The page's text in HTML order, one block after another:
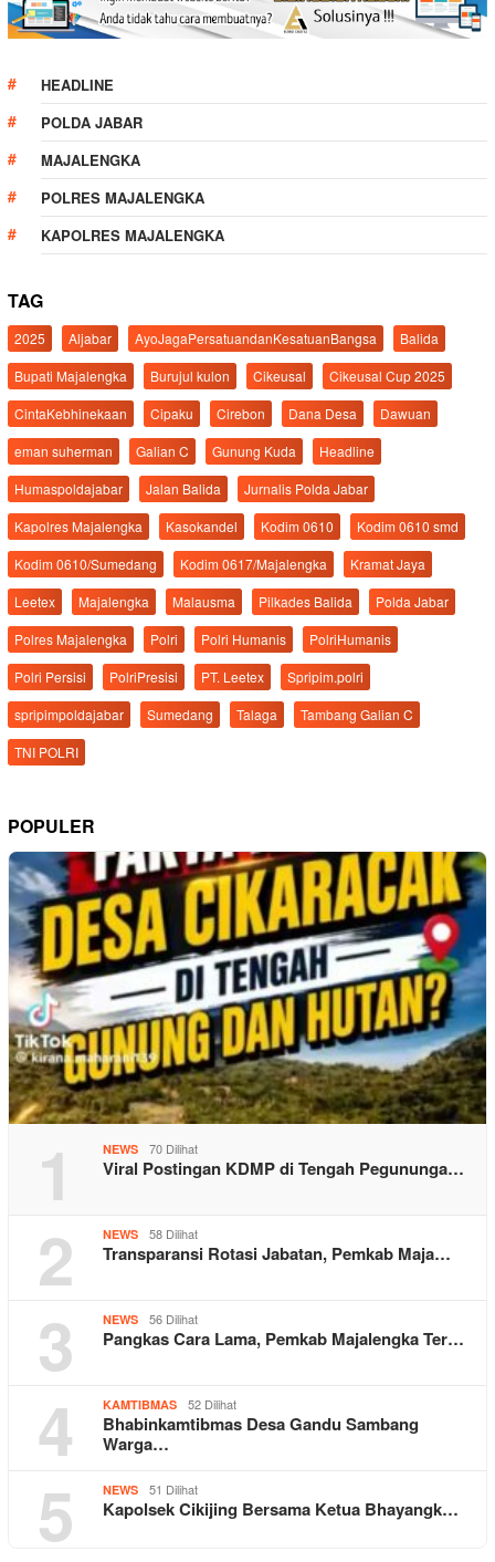
HEADLINE
POLDA JABAR
MAJALENGKA
POLRES MAJALENGKA
KAPOLRES MAJALENGKA
TAG
2025 Aljabar AyoJagaPersatuandanKesatuanBangsa
Balida
Bupati Majalengka
Burujul kulon Cikeusal
Cikeusal Cup 2025
CintaKebhinekaan
Cipaku Cirebon Dana Desa
Dawuan
eman suherman
Galian C Gunung Kuda
Headline
Humaspoldajabar
Jalan Balida
Jurnalis Polda Jabar
Kapolres Majalengka
Kasokandel Kodim 0610
Kodim 0610 smd
Kodim 0610/Sumedang
Kodim 0617/Majalengka
Kramat Jaya
Leetex
Majalengka Malausma Pilkades Balida
Polda Jabar
Polres Majalengka
Polri Polri Humanis
PolriHumanis
Polri Persisi
PolriPresisi PT. Leetex
Spripim.polri
spripimpoldajabar
Sumedang Talaga
Tambang Galian C
TNI POLRI
POPULER
1 NEWS 70 Dilihat
Viral Postingan KDMP di Tengah Pegununga…
2 NEWS 58 Dilihat
Transparansi Rotasi Jabatan, Pemkab Maja…
3 NEWS 56 Dilihat
Pangkas Cara Lama, Pemkab Majalengka Ter…
4 KAMTIBMAS 52 Dilihat
Bhabinkamtibmas Desa Gandu Sambang
Warga…
5 NEWS 51 Dilihat
Kapolsek Cikijing Bersama Ketua Bhayangk…